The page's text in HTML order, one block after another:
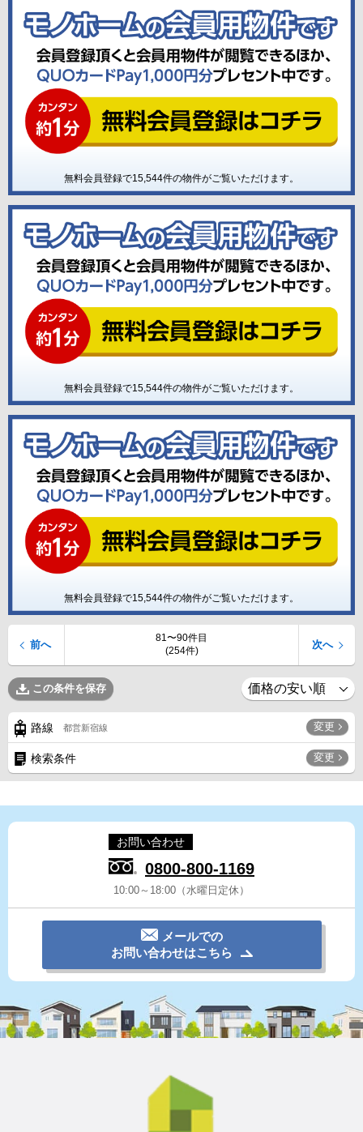
無料会員登録で15,544件の物件がご覧いただけます。
無料会員登録で15,544件の物件がご覧いただけます。
無料会員登録で15,544件の物件がご覧いただけます。
81〜90件目
(254件)
前へ 次へ
この条件を保存
路線 都営新宿線 変更
検索条件 変更
お問い合わせ
0800-800-1169
10:00～18:00（水曜日定休）
メールでの
お問い合わせはこちら